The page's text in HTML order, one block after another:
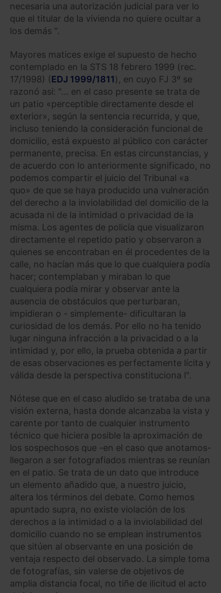
necesaria una autorización judicial para ver lo
que el titular de la vivienda no quiere ocultar a
los demás ".
Mayores matices exige el supuesto de hecho
contemplado en la STS 18 febrero 1999 (rec.
17/1998) (EDJ 1999/1811), en cuyo FJ 3º se
razonó así: "... en el caso presente se trata de
un patio «perceptible directamente desde el
exterior», según la sentencia recurrida, y que,
incluso teniendo la consideración funcional de
domicilio, está expuesto al público con carácter
permanente, precisa. En estas circunstancias, y
de acuerdo con lo anteriormente significado, no
podemos compartir el juicio del Tribunal «a
quo» de que se haya producido una vulneración
del derecho a la inviolabilidad del domicilio de la
acusada ni de la intimidad o privacidad de la
misma. Los agentes de policía que visualizaron
directamente el repetido patio y observaron a
quienes se encontraban en él procedentes de la
calle, no hacían más que lo que cualquiera podía
hacer; contemplaban y miraban lo que
cualquiera podía mirar y observar ante la
ausencia de obstáculos que perturbaran,
impidieran o - simplemente- dificultaran la
curiosidad de los demás. Por ello no ha tenido
lugar ninguna infracción a la privacidad o a la
intimidad y, por ello, la prueba obtenida a partir
de esas observaciones es perfectamente lícita y
válida desde la perspectiva constituciona l".
Nótese que en el caso aludido se trataba de una
visión externa, hasta donde alcanzaba la vista y
carente por tanto de cualquier instrumento
técnico que hiciera posible la aproximación de
los sospechosos que -en el caso que anotamos-
llegaron a ser fotografiados mientras se reunían
en el patio. Se trata de un dato que introduce
un elemento añadido que, a nuestro juicio,
altera los términos del debate. Como hemos
apuntado supra, no existe violación de los
derechos a la intimidad o a la inviolabilidad del
domicilio cuando no se emplean instrumentos
que sitúen al observante en una posición de
ventaja respecto del observado. La simple toma
de fotografías, sin valerse de objetivos de
amplia distancia focal, no tiñe de ilicitud el acto